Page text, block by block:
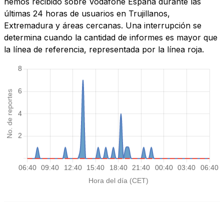
últimas 24 horas de usuarios en Trujillanos,
Extremadura y áreas cercanas. Una interrupción se
determina cuando la cantidad de informes es mayor que
la línea de referencia, representada por la línea roja.